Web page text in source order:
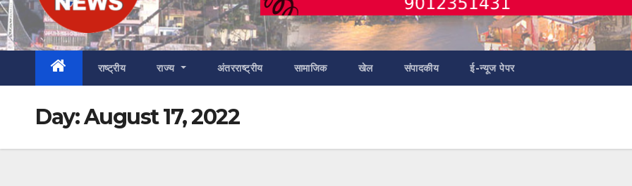
राष्ट्रीय राज्य अंतरराष्ट्रीय सामाजिक खेल संपादकीय ई-न्यूज पेपर
Day:August 17, 2022